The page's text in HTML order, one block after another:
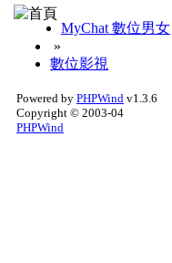
MyChat 數位男女
»
數位影視
Powered by PHPWind v1.3.6
Copyright © 2003-04
PHPWind